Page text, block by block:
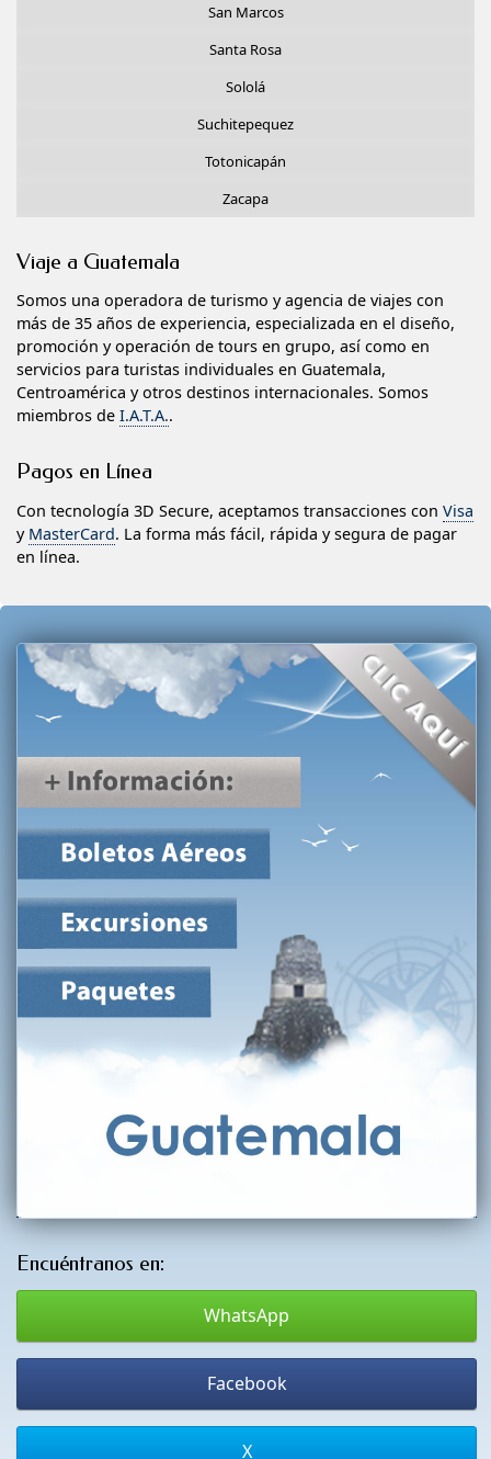
San Marcos
Santa Rosa
Sololá
Suchitepequez
Totonicapán
Zacapa
Viaje a Guatemala
Somos una operadora de turismo y agencia de viajes con
más de 35 años de experiencia, especializada en el diseño,
promoción y operación de tours en grupo, así como en
servicios para turistas individuales en Guatemala,
Centroamérica y otros destinos internacionales. Somos
miembros de I.A.T.A..
Pagos en Línea
Con tecnología 3D Secure, aceptamos transacciones con Visa
y MasterCard. La forma más fácil, rápida y segura de pagar
en línea.
Encuéntranos en:
WhatsApp
Facebook
X